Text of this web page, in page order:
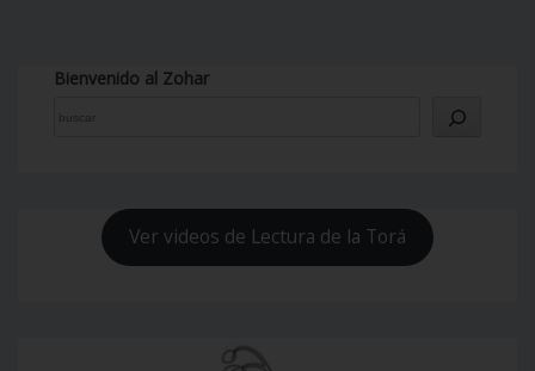
Bienvenido al Zohar
Ver videos de Lectura de la Torá